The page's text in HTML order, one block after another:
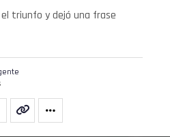
el triunfo y dejó una frase